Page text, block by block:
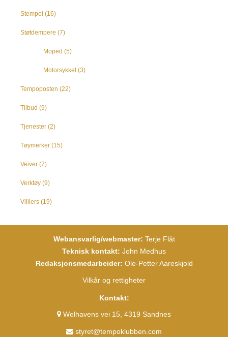
Stempel (16)
Støtdempere (7)
Moped (5)
Motorsykkel (3)
Tempoposten (22)
Tilbud (9)
Tjenester (2)
Tøymerker (15)
Veiver (7)
Verktøy (9)
Villiers (19)
Webansvarlig/webmaster: Terje Flåt
Teknisk kontakt: John Medhus
Redaksjonsmedarbeider: Ole-Petter Aareskjold
Vilkår og rettigheter
Kontakt:
Welhavens vei 15, 4319 Sandnes
styret@tempoklubben.com